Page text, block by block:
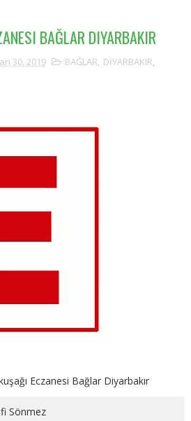
BAĞLAR DIYARBAKIR
30, 2019 BAĞLAR, DİYARBAKIR,
Eczanesi Bağlar Diyarbakır
Sönmez